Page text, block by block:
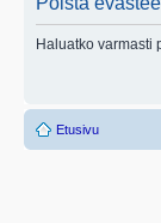
Haluatko varmasti
Etusivu